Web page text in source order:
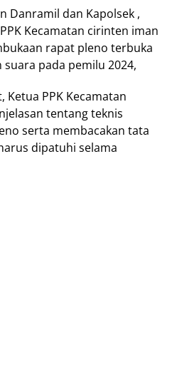
Danramil dan Kapolsek ,
Kecamatan cirinten iman
rapat pleno terbuka
pada pemilu 2024,
PPK Kecamatan
tentang teknis
serta membacakan tata
dipatuhi selama